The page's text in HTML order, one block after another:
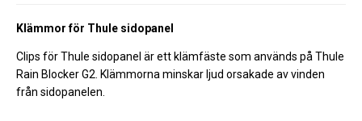
Klämmor för Thule sidopanel
Clips för Thule sidopanel är ett klämfäste som används på Thule
Rain Blocker G2. Klämmorna minskar ljud orsakade av vinden
från sidopanelen.